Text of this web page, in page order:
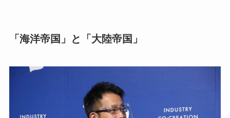
「海洋帝国」と「大陸帝国」